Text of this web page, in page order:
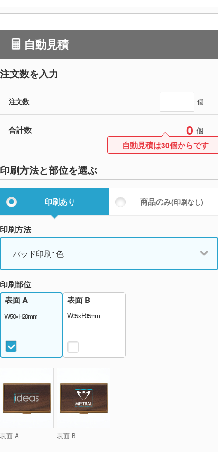
自動見積
注文数を入力
注文数 個
合計数 0 個
自動見積は30個からです
印刷方法と部位を選ぶ
印刷あり 商品のみ(印刷なし)
印刷方法
パッド印刷1色
印刷部位
表面 A 表面 B
表面 A
W50×H20mm
表面 B
W35×H35mm